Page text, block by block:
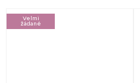
Velmi
žádané